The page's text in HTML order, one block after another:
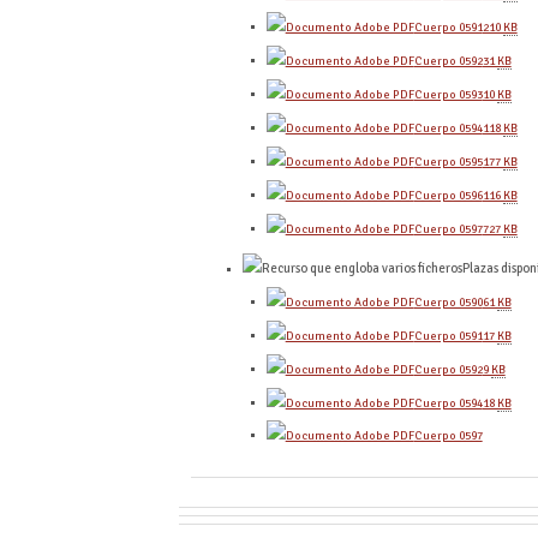
Cuerpo 0591210 KB
Cuerpo 059231KB
Cuerpo 059310 KB
Cuerpo 0594118 KB
Cuerpo 0595177 KB
Cuerpo 0596116 KB
Cuerpo 0597727 KB
Plazas
Cuerpo 059061KB
Cuerpo 059117 KB
Cuerpo 05929 KB
Cuerpo 059418 KB
Cuerpo 0597